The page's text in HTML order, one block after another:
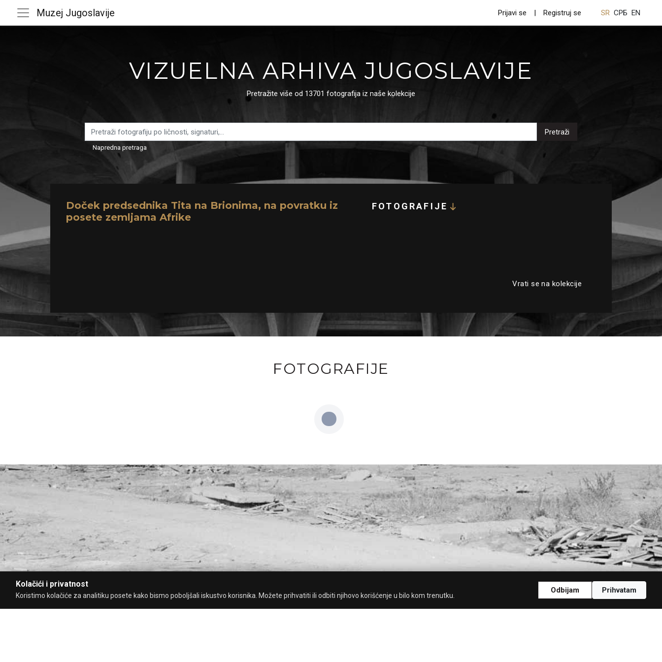
Muzej Jugoslavije Prijavi se Registruj se SR СРБ EN
VIZUELNA ARHIVA JUGOSLAVIJE
Pretražite više od 13701 fotografija iz naše kolekcije
Pretraži
Napredna pretraga
Doček predsednika Tita na Brionima, na povratku iz
posete zemljama Afrike
FOTOGRAFIJE
Vrati se na kolekcije
FOTOGRAFIJE
Kolačići i privatnost
Koristimo kolačiće za analitiku posete kako bismo poboljšali iskustvo korisnika. Možete prihvatiti ili odbiti njihovo korišćenje u bilo kom trenutku.
Odbijam Prihvatam